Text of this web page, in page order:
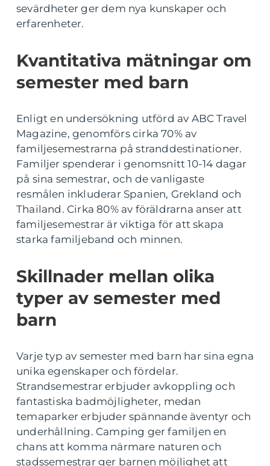
sevärdheter ger dem nya kunskaper och
erfarenheter.
Kvantitativa mätningar om
semester med barn
Enligt en undersökning utförd av ABC Travel
Magazine, genomförs cirka 70% av
familjesemestrarna på stranddestinationer.
Familjer spenderar i genomsnitt 10-14 dagar
på sina semestrar, och de vanligaste
resmålen inkluderar Spanien, Grekland och
Thailand. Cirka 80% av föräldrarna anser att
familjesemestrar är viktiga för att skapa
starka familjeband och minnen.
Skillnader mellan olika
typer av semester med
barn
Varje typ av semester med barn har sina egna
unika egenskaper och fördelar.
Strandsemestrar erbjuder avkoppling och
fantastiska badmöjligheter, medan
temaparker erbjuder spännande äventyr och
underhållning. Camping ger familjen en
chans att komma närmare naturen och
stadssemestrar ger barnen möjlighet att